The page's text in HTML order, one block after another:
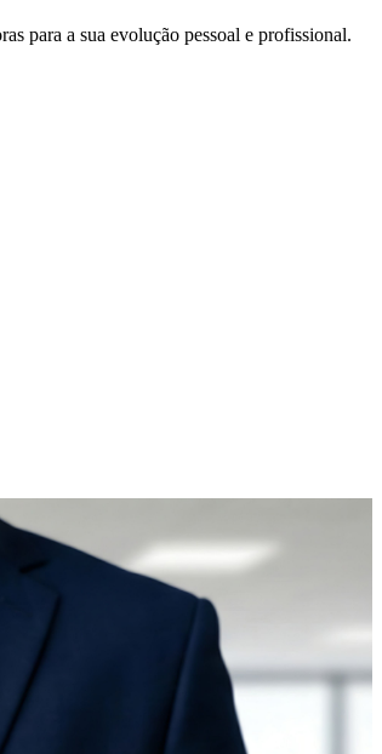
para a sua evolução pessoal e profissional.